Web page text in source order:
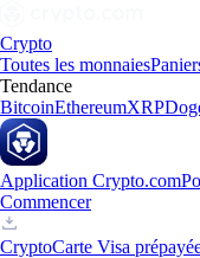
Crypto
Toutes les monnaies
Tendance
BitcoinEthereumXRP
Application Crypto.com
Commencer
CryptoCarte Visa